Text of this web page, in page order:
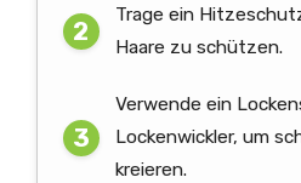
Trage ein
Haare zu schützen.
Verwende ein
Lockenwickler, um
kreieren.